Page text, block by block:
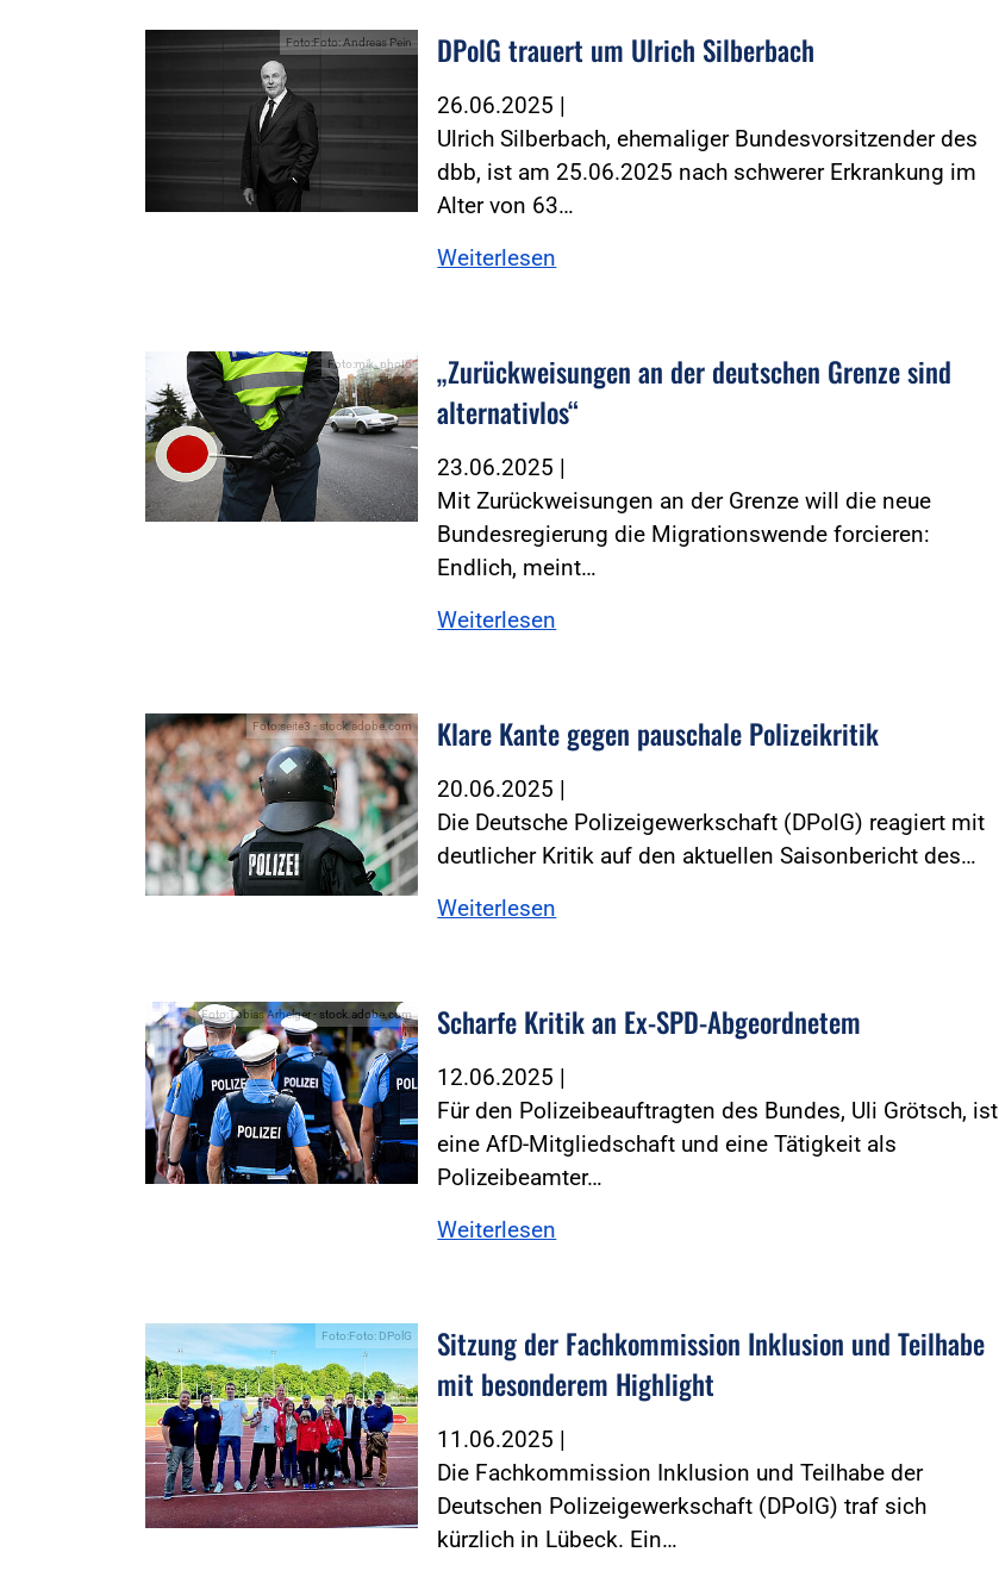
Foto:Foto: Andreas Pein DPolG trauert um Ulrich Silberbach
26.06.2025 |
Ulrich Silberbach, ehemaliger Bundesvorsitzender des
dbb, ist am 25.06.2025 nach schwerer Erkrankung im
Alter von 63…
Weiterlesen
Foto:mik_photo
„Zurückweisungen an der deutschen Grenze sind
alternativlos“
23.06.2025 |
Mit Zurückweisungen an der Grenze will die neue
Bundesregierung die Migrationswende forcieren:
Endlich, meint…
Weiterlesen
Foto:seite3 - stock.adobe.com Klare Kante gegen pauschale Polizeikritik
20.06.2025 |
Die Deutsche Polizeigewerkschaft (DPolG) reagiert mit
deutlicher Kritik auf den aktuellen Saisonbericht des…
Weiterlesen
Foto:Tobias Arhelger - stock.adobe.com Scharfe Kritik an Ex-SPD-Abgeordnetem
12.06.2025 |
Für den Polizeibeauftragten des Bundes, Uli Grötsch, ist
eine AfD-Mitgliedschaft und eine Tätigkeit als
Polizeibeamter…
Weiterlesen
Foto:Foto: DPolG
Sitzung der Fachkommission Inklusion und Teilhabe
mit besonderem Highlight
11.06.2025 |
Die Fachkommission Inklusion und Teilhabe der
Deutschen Polizeigewerkschaft (DPolG) traf sich
kürzlich in Lübeck. Ein…